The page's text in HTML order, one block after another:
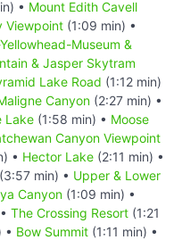
• Mount Edith Cavell
Viewpoint (1:09 min) •
Museum &
& Jasper Skytram
Lake Road (1:12 min)
Canyon (2:27 min) •
Lake (1:58 min) • Moose
Canyon Viewpoint
• Hector Lake (2:11 min) •
(3:57 min) • Upper & Lower
Canyon (1:09 min) •
The Crossing Resort (1:21
• Bow Summit (1:11 min) •